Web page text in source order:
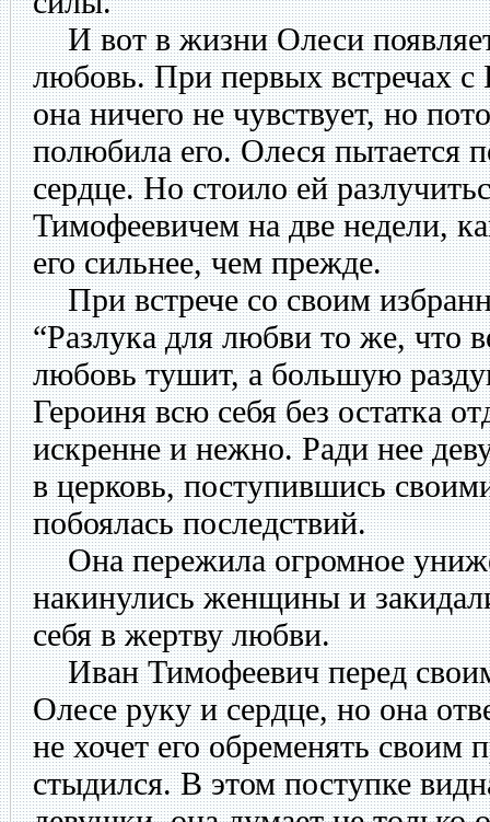
И вот в жизни Олеси
любовь. При первых встречах
она ничего не чувствует, но
полюбила его. Олеся пытается
сердце. Но стоило ей
Тимофеевичем на две недели,
его сильнее, чем прежде.
При встрече со своим
“Разлука для любви то же, что
любовь тушит, а большую
Героиня всю себя без остатка
искренне и нежно. Ради нее
в церковь, поступившись
побоялась последствий.
Она пережила огромное
накинулись женщины и
себя в жертву любви.
Иван Тимофеевич перед
Олесе руку и сердце, но она
не хочет его обременять своим
стыдился. В этом поступке